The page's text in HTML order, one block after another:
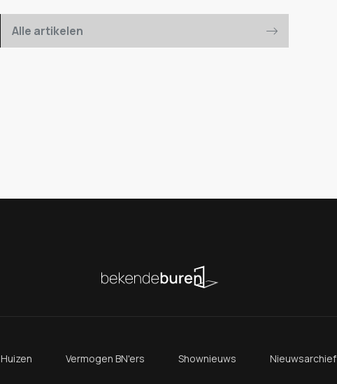
Alle artikelen
Huizen Vermogen BN'ers Shownieuws Nieuwsarchief